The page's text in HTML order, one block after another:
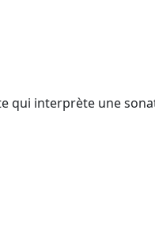
qui interprète une